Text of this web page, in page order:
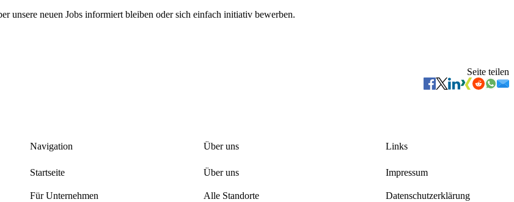
unsere neuen Jobs informiert bleiben oder sich einfach initiativ bewerben.
Seite teilen
Navigation
Startseite
Für Unternehmen
Über uns
Über uns
Alle Standorte
Links
Impressum
Datenschutzerklärung